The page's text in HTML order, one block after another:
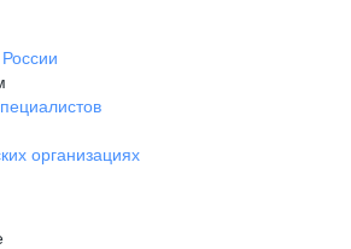
организациях